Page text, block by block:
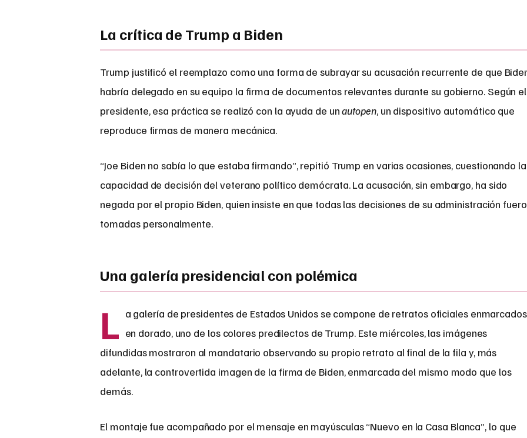
La crítica de Trump a Biden
Trump justificó el reemplazo como una forma de subrayar su acusación recurrente de que
habría delegado en su equipo la firma de documentos relevantes durante su gobierno. Según el
presidente, esa práctica se realizó con la ayuda de unautopen, un dispositivo automático que
reproduce firmas de manera mecánica.
“Joe Biden no sabía lo que estaba firmando”, repitió Trump en varias ocasiones, cuestionando la
capacidad de decisión del veterano político demócrata. La acusación, sin embargo, ha sido
negada por el propio Biden, quien insiste en que todas las decisiones de su administración
tomadas personalmente.
Una galería presidencial con polémica
L a galería de presidentes de Estados Unidos se compone de retratos oficiales enmarcados
en dorado, uno de los colores predilectos de Trump. Este miércoles, las imágenes
difundidas mostraron al mandatario observando su propio retrato al final de la fila y, más
adelante, la controvertida imagen de la firma de Biden, enmarcada del mismo modo que los
demás.
El montaje fue acompañado por el mensaje en mayúsculas “Nuevo en la Casa Blanca”, lo que